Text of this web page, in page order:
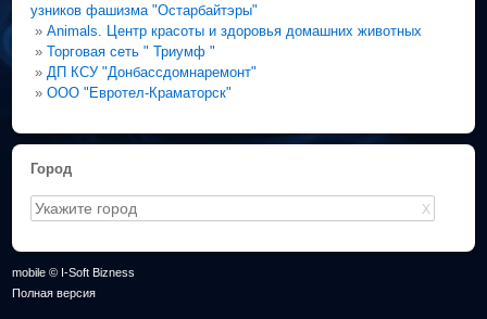
узников фашизма "Остарбайтэры"
»Animals. Центр красоты и здоровья домашних животных
»Торговая сеть " Триумф "
» ДП КСУ "Донбассдомнаремонт"
»ООО "Евротел-Краматорск"
Город
X
mobile © I-Soft Bizness
Полная версия